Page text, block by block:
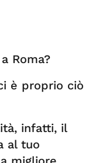
Roma?
è proprio ciò
infatti, il
al tuo